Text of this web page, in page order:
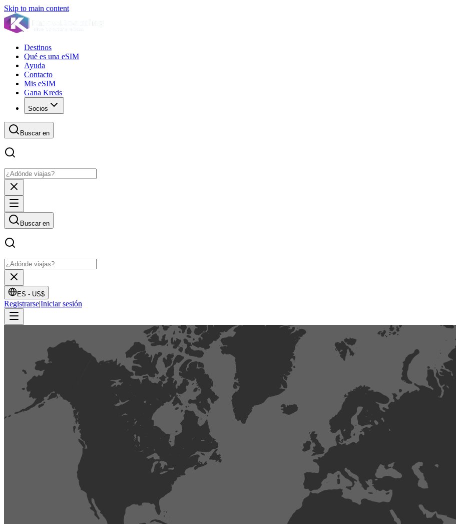
Skip to main content
Destinos
Qué es una eSIM
Ayuda
Contacto
Mis eSIM
Gana Kreds
Socios
Buscar en
Buscar en
ES - US$
Registrarse|Iniciar sesión
Página no encontrada,
La página que buscas no existe o se ha cambiado de lugar.
Comprueba la URL e inténtalo de nuevo.